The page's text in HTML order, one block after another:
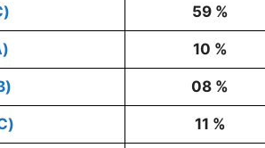
59 %
10 %
08 %
11 %